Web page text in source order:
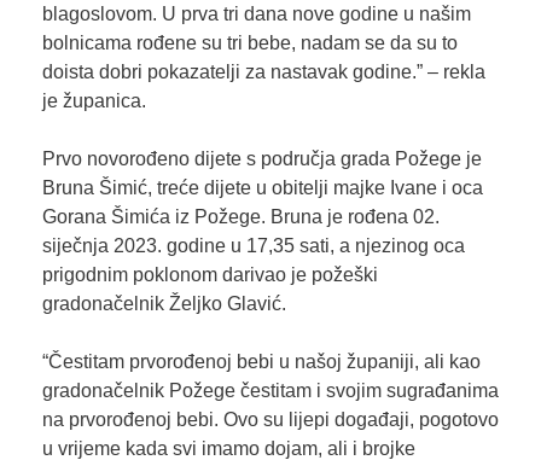
blagoslovom. U prva tri dana nove godine u našim
bolnicama rođene su tri bebe, nadam se da su to
doista dobri pokazatelji za nastavak godine.” – rekla
je županica.
Prvo novorođeno dijete s područja grada Požege je
Bruna Šimić, treće dijete u obitelji majke Ivane i oca
Gorana Šimića iz Požege. Bruna je rođena 02.
siječnja 2023. godine u 17,35 sati, a njezinog oca
prigodnim poklonom darivao je požeški
gradonačelnik Željko Glavić.
“Čestitam prvorođenoj bebi u našoj županiji, ali kao
gradonačelnik Požege čestitam i svojim sugrađanima
na prvorođenoj bebi. Ovo su lijepi događaji, pogotovo
u vrijeme kada svi imamo dojam, ali i brojke